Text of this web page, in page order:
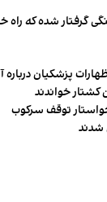
گرفتار شده که راه
پزشکیان درباره
کشتار خواندند
توقف سرکوب
شدند